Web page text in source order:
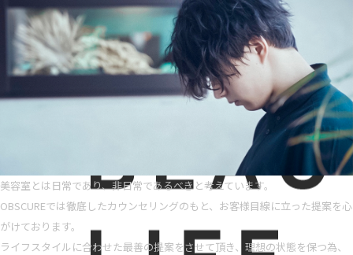
美容室とは日常であり、非日常であるべきと考えています。
OBSCUREでは徹底したカウンセリングのもと、お客様目線に立った提案を心
がけております。
ライフスタイルに合わせた最善の提案をさせて頂き、理想の状態を保つ為、